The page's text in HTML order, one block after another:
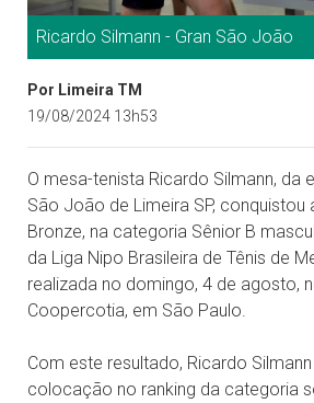
Ricardo Silmann - Gran São João
Por Limeira TM
19/08/2024 13h53
O mesa-tenista Ricardo Silmann, da
São João de Limeira SP, conquistou
Bronze, na categoria Sênior B
da Liga Nipo Brasileira de Tênis de
realizada no domingo, 4 de agosto,
Coopercotia, em São Paulo.
Com este resultado, Ricardo
colocação no ranking da categoria